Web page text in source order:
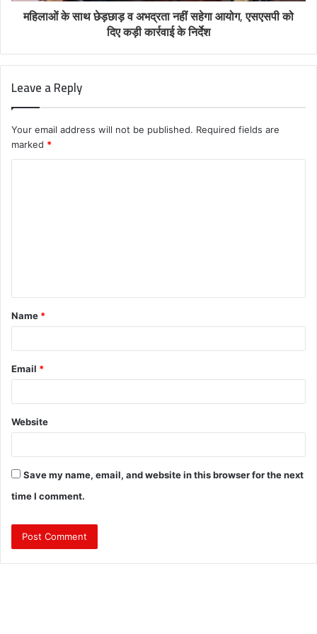
महिलाओं के साथ छेड़छाड़ व अभद्रता नहीं सहेगा आयोग, एसएसपी को
दिए कड़ी कार्रवाई के निर्देश
Leave a Reply
Your email address will not be published. Required fields are
marked *
t
*
Name *
Email *
Website
Save my name, email, and website in this browser for the next
time I comment.